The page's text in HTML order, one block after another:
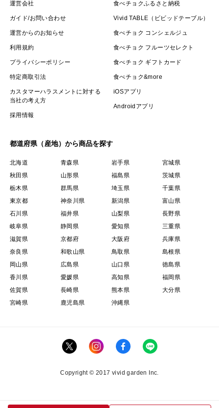
運営会社
ガイド/お問い合わせ
運営からのお知らせ
利用規約
プライバシーポリシー
特定商取引法
カスタマーハラスメントに対する
当社の考え方
採用情報
食べチョクふるさと納税
Vivid TABLE（ビビッドテーブル）
食べチョク コンシェルジュ
食べチョク フルーツセレクト
食べチョク ギフトカード
食べチョク&more
iOSアプリ
Androidアプリ
都道府県（産地）から商品を探す
北海道 青森県 岩手県
宮城県
秋田県
山形県 福島県
茨城県
栃木県
群馬県 埼玉県
千葉県
東京都
神奈川県 新潟県
富山県
石川県
福井県 山梨県
長野県
岐阜県
静岡県 愛知県
三重県
滋賀県
京都府 大阪府
兵庫県
奈良県
和歌山県 鳥取県
島根県
岡山県
広島県 山口県
徳島県
香川県
愛媛県 高知県
福岡県
佐賀県
長崎県 熊本県
大分県
宮崎県
鹿児島県 沖縄県
Copyright © 2017 vivid garden Inc.